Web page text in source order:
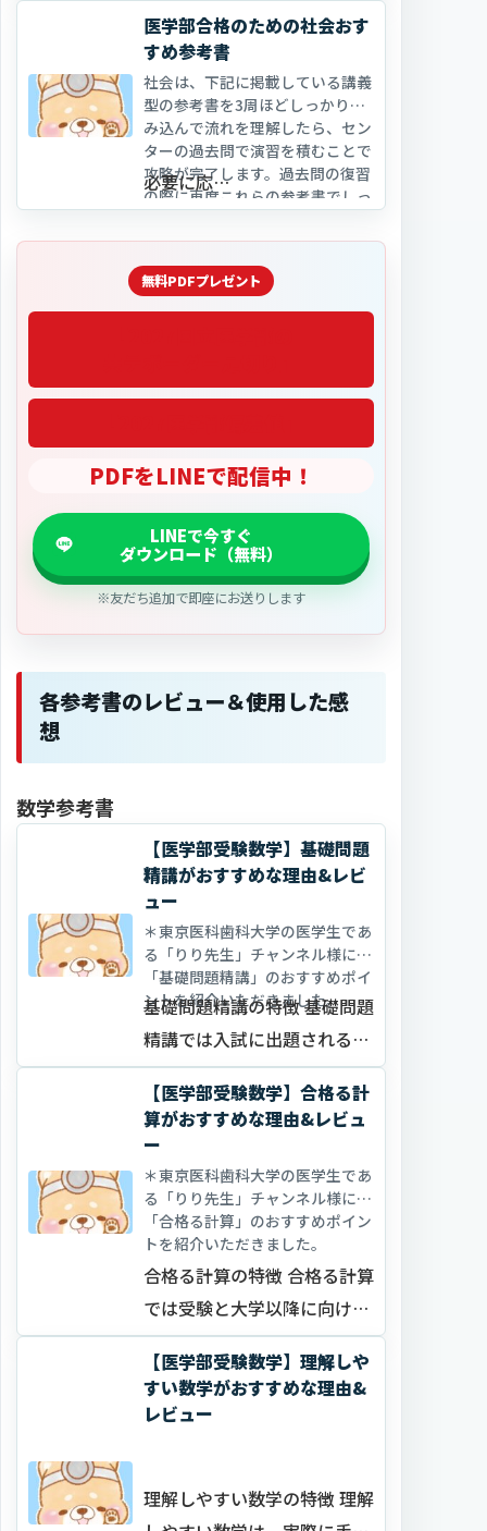
価：10 「ステ…
医学部合格のための社会おす
すめ参考書
社会は、下記に掲載している講義
型の参考書を3周ほどしっかり読
み込んで流れを理解したら、セン
ターの過去問で演習を積むことで
攻略が完了します。過去問の復習
の際に再度これらの参考書でしっ
定着させます。
必要に応…
PDFをLINEで配信中！
※友だち追加で即座にお送りします
各参考書のレビュー＆使用した感
想
数学参考書
【医学部受験数学】基礎問題
精講がおすすめな理由&レビ
ュー
＊東京医科歯科大学の医学生であ
る「りり先生」チャンネル様にて
「基礎問題精講」のおすすめポイ
ントを紹介いただきました。
基礎問題精講の特徴 基礎問題
精講では入試に出題される基
本的な問題が収録されていま
す。 基礎問題精…
【医学部受験数学】合格る計
算がおすすめな理由&レビュ
ー
＊東京医科歯科大学の医学生であ
る「りり先生」チャンネル様にて
「合格る計算」のおすすめポイン
トを紹介いただきました。
合格る計算の特徴 合格る計算
では受験と大学以降に向けて
理系科目に共通する計算力・
数学の基礎力を身…
【医学部受験数学】理解しや
すい数学がおすすめな理由&
レビュー
理解しやすい数学の特徴 理解